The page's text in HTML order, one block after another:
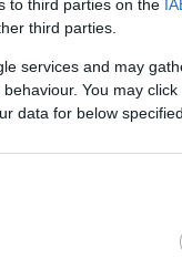
to third parties on the
third parties.
services and may
You may
data for below
τη
MERS